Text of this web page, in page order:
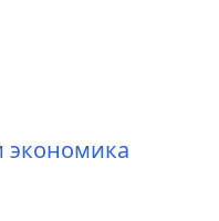
экономика